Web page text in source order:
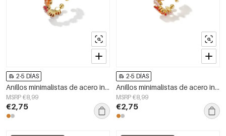
2-5 DÍAS
Anillos minimalistas de acero inoxidable, círculo sencillo, serie Daily Simple, joyería para mujer.
MSRP €8,99
€2,75
2-5 DÍAS
Anillos minimalistas de acero inoxidable con forma elíptica, estilo casual y sencillo para uso diario. Joyería para mujer.
MSRP €8,99
€2,75